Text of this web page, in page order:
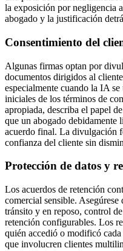
la exposición por negligencia
abogado y la justificación
Consentimiento del
Algunas firmas optan por
documentos dirigidos al
especialmente cuando la IA
iniciales de los términos de
apropiada, describa el papel
que un abogado debidamente
acuerdo final. La divulgación
confianza del cliente sin
Protección de datos y
Los acuerdos de retención
comercial sensible. Asegúrese
tránsito y en reposo, control
retención configurables. Los
quién accedió o modificó
que involucren clientes